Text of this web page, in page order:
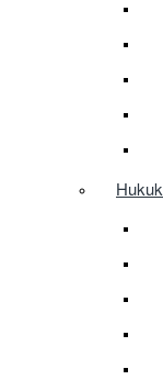
Hukuk